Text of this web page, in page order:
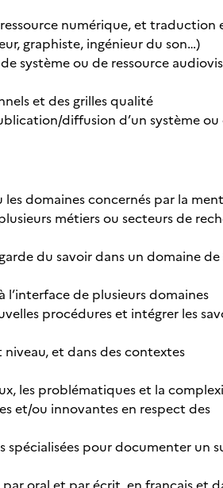
numérique, et traduction
graphiste, ingénieur du son…)
système ou de ressource
et des grilles qualité
diffusion d’un système ou
domaines concernés par la
métiers ou secteurs de
du savoir dans un domaine
de plusieurs domaines
procédures et intégrer les
et dans des contextes
les problématiques et la
et/ou innovantes en respect des
spécialisées pour documenter un